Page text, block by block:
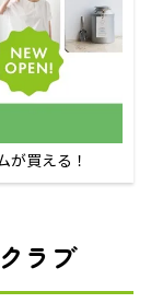
が買える！
ラブ